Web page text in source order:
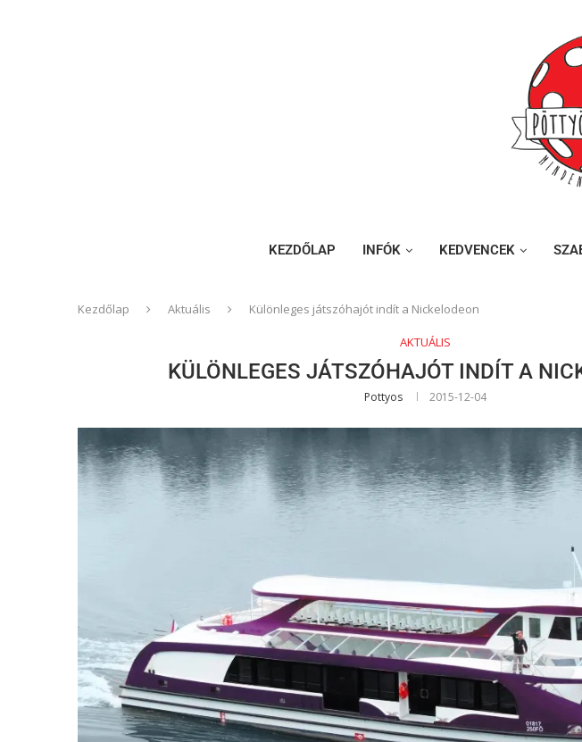
KEZDŐLAP INFÓK KEDVENCEK
Kezdőlap Aktuális Különleges játszóhajót indít a Nickelodeon
AKTUÁLIS
KÜLÖNLEGES JÁTSZÓHAJÓT INDÍT A
Pottyos 2015-12-04